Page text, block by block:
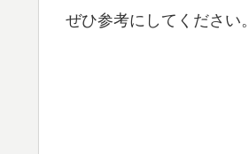
ぜひ参考にしてください。